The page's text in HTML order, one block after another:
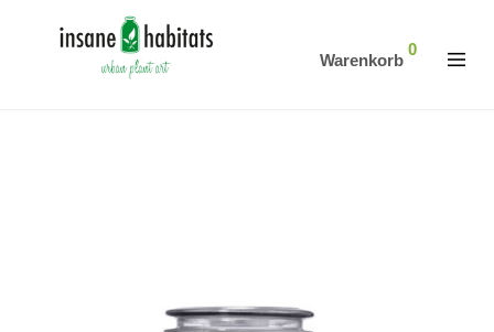
Warenkorb
0